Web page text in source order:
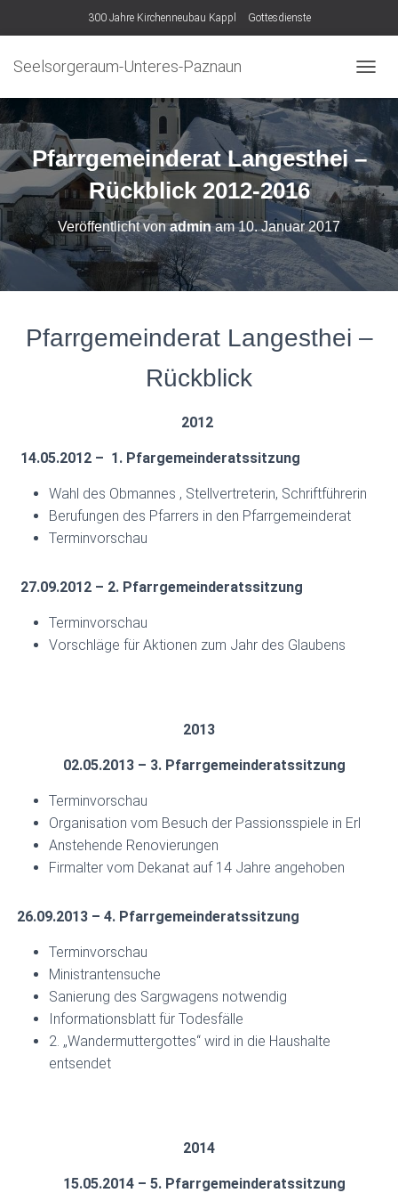
300 Jahre Kirchenneubau Kappl Gottesdienste
Seelsorgeraum-Unteres-Paznaun
A
I
G
A
T
I
O
N
U
M
Pfarrgemeinderat Langesthei –
Rückblick 2012-2016
Veröffentlicht vonadminam10. Januar 2017
Pfarrgemeinderat Langesthei –
Rückblick
2012
14.05.2012 – 1. Pfargemeinderatssitzung
Wahl des Obmannes , Stellvertreterin, Schriftführerin
Berufungen des Pfarrers in den Pfarrgemeinderat
Terminvorschau
27.09.2012 – 2. Pfarrgemeinderatssitzung
Terminvorschau
Vorschläge für Aktionen zum Jahr des Glaubens
2013
02.05.2013 – 3. Pfarrgemeinderatssitzung
Terminvorschau
Organisation vom Besuch der Passionsspiele in Erl
Anstehende Renovierungen
Firmalter vom Dekanat auf 14 Jahre angehoben
26.09.2013 – 4. Pfarrgemeinderatssitzung
Terminvorschau
Ministrantensuche
Sanierung des Sargwagens notwendig
Informationsblatt für Todesfälle
2. „Wandermuttergottes“ wird in die Haushalte
entsendet
2014
15.05.2014 – 5. Pfarrgemeinderatssitzung